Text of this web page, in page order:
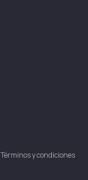
Términos y condiciones